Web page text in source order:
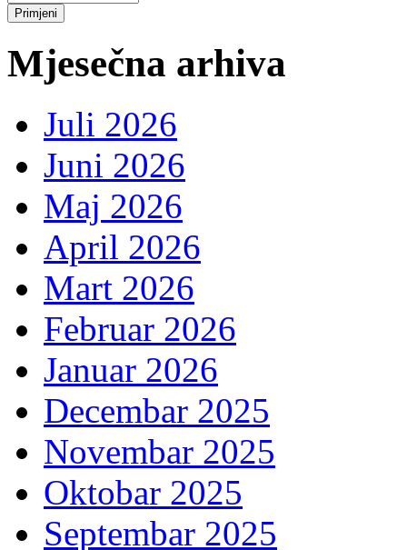
Mjesečna arhiva
Juli 2026
Juni 2026
Maj 2026
April 2026
Mart 2026
Februar 2026
Januar 2026
Decembar 2025
Novembar 2025
Oktobar 2025
Septembar 2025